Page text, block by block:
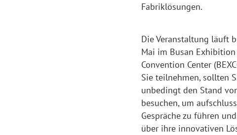
Fabriklösungen.
Die Veranstaltung läuft
Mai im Busan
Convention Center
Sie teilnehmen, sollten
unbedingt den Stand
besuchen, um
Gespräche zu führen
über ihre innovativen